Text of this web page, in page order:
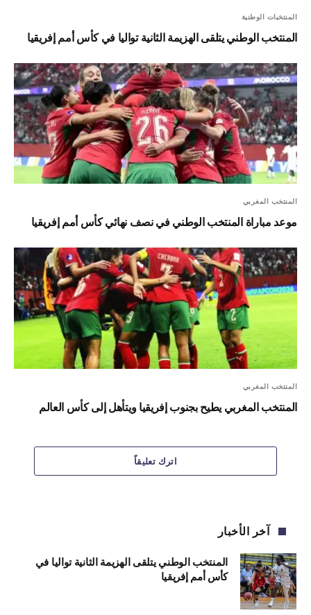
المنتخبات الوطنية
المنتخب الوطني يتلقى الهزيمة الثانية تواليا في كأس أمم إفريقيا
المنتخب المغربي
موعد مباراة المنتخب الوطني في نصف نهائي كأس أمم إفريقيا
المنتخب المغربي
المنتخب المغربي يطيح بجنوب إفريقيا ويتأهل إلى كأس العالم
اترك تعليقاً
آخر الأخبار
المنتخب الوطني يتلقى الهزيمة الثانية تواليا في
كأس أمم إفريقيا